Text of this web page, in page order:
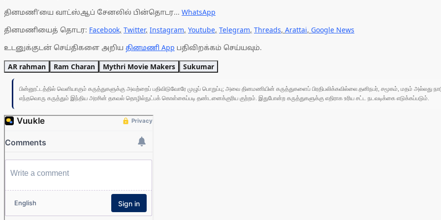
தினமணி'யை வாட்ஸ்ஆப் சேனலில் பின்தொடர... WhatsApp
தினமணியைத் தொடர: Facebook, Twitter, Instagram, Youtube, Telegram, Threads, Arattai, Google News
உடனுக்குடன் செய்திகளை அறிய தினமணி App பதிவிறக்கம் செய்யவும்.
AR rahman Ram Charan Mythri Movie Makers Sukumar
பின்னூட்டத்தில் வெளியாகும் கருத்துகளுக்கு அவற்றைப் பதிவிடுவோரே முழுப் பொறுப்பு; அவை தினமணியின் கருத்துகளைப் பிரதிபலிக்கவில்லை.தனிநபர், சமூகம், மதம் அல்லது
எந்தவொரு கருத்தும் இந்திய அரசின் தகவல் தொழில்நுட்பக் கொள்கைப்படி தண்டனைக்குரிய குற்றம். இதுபோன்ற கருத்துகளுக்கு எதிராக உரிய சட்ட நடவடிக்கை எடுக்கப்படும்.